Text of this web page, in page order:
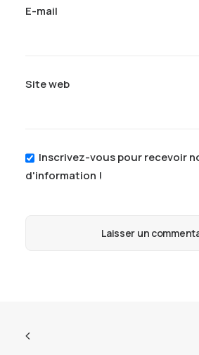
E-mail
Site web
Inscrivez-vous pour recevoir
d'information !